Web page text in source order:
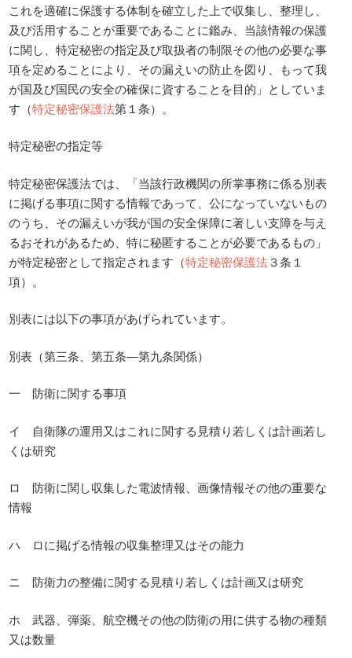
これを適確に保護する体制を確立した上で収集し、整理し、
及び活用することが重要であることに鑑み、当該情報の保護
に関し、特定秘密の指定及び取扱者の制限その他の必要な事
項を定めることにより、その漏えいの防止を図り、もって我
が国及び国民の安全の確保に資することを目的」としていま
す（特定秘密保護法第１条）。
特定秘密の指定等
特定秘密保護法では、「当該行政機関の所掌事務に係る別表
に掲げる事項に関する情報であって、公になっていないもの
のうち、その漏えいが我が国の安全保障に著しい支障を与え
るおそれがあるため、特に秘匿することが必要であるもの」
が特定秘密として指定されます（特定秘密保護法３条１
項）。
別表には以下の事項があげられています。
別表（第三条、第五条―第九条関係）
一 防衛に関する事項
イ 自衛隊の運用又はこれに関する見積り若しくは計画若し
くは研究
ロ 防衛に関し収集した電波情報、画像情報その他の重要な
情報
ハ ロに掲げる情報の収集整理又はその能力
ニ 防衛力の整備に関する見積り若しくは計画又は研究
ホ 武器、弾薬、航空機その他の防衛の用に供する物の種類
又は数量